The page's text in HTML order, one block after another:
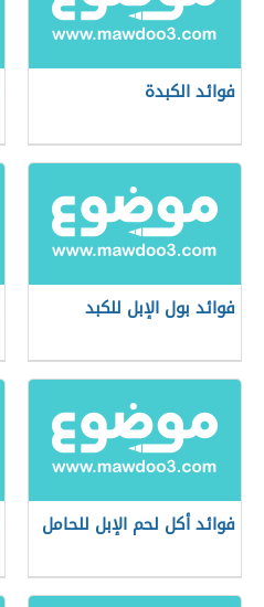
فوائد الكبدة
فوائد بول الإبل للكبد
فوائد أكل لحم الإبل للحامل